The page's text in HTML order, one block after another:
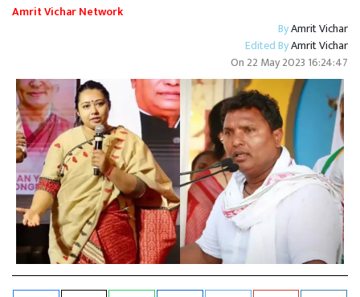
Amrit Vichar Network
ByAmrit Vichar
Edited ByAmrit Vichar
On 22 May 2023 16:24:47